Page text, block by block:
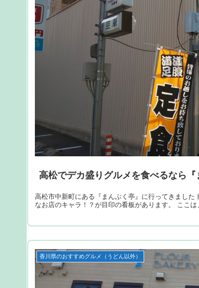
高松でデカ盛りグルメを食べるなら
高松市中新町にある『まんぷく亭』に行ってきまし
なお店のキャラ！？が目印の看板があります。 ここ
香川県のおすすめグルメ（うどん以外）